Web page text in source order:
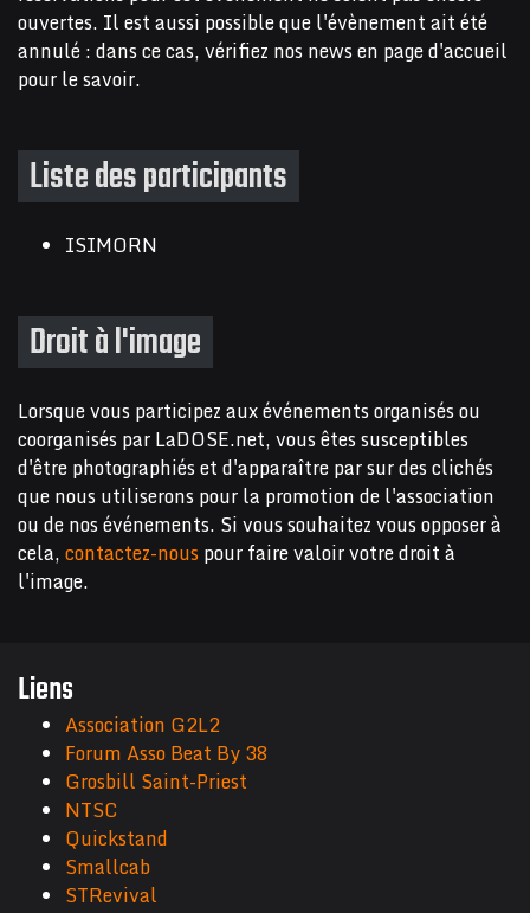
ouvertes. Il est aussi possible que l'évènement ait été
annulé : dans ce cas, vérifiez nos news en page d'accueil
pour le savoir.
Liste des participants
ISIMORN
Droit à l'image
Lorsque vous participez aux événements organisés ou
coorganisés par LaDOSE.net, vous êtes susceptibles
d'être photographiés et d'apparaître par sur des clichés
que nous utiliserons pour la promotion de l'association
ou de nos événements. Si vous souhaitez vous opposer à
cela,contactez-nouspour faire valoir votre droit à
l'image.
Liens
Association G2L2
Forum Asso Beat By 38
Grosbill Saint-Priest
NTSC
Quickstand
Smallcab
STRevival